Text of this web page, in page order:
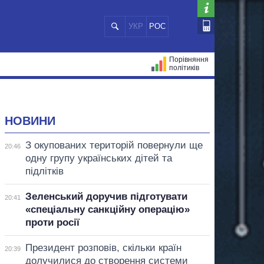
УКР РОС
Порівняння
політиків
НОВИНИ
20:46
З окупованих територій повернули ще
одну групу українських дітей та
підлітків
20:41
Зеленський доручив підготувати
«спеціальну санкційну операцію»
проти росії
20:39
Президент розповів, скільки країн
долучилися до створення системи